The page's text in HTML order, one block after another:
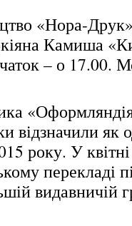
«Нора-
Камиша
– о 17.00.
відзначили як
року. У
перекладі
видавничій